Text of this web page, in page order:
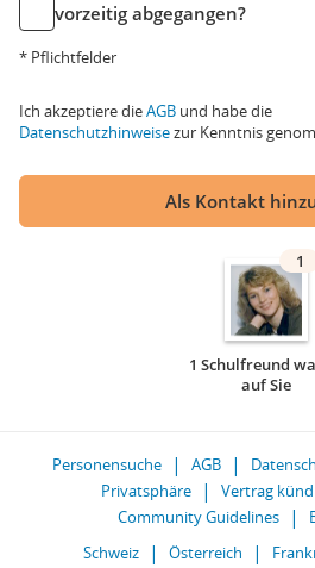
vorzeitig abgegangen?
* Pflichtfelder
Ich akzeptiere dieAGB und habe die
Datenschutzhinweisezur Kenntnis
Als Kontakt
1
1 Schulfreund
auf Sie
Personensuche AGB
Privatsphäre
Vertrag
Community Guidelines
Schweiz
Österreich